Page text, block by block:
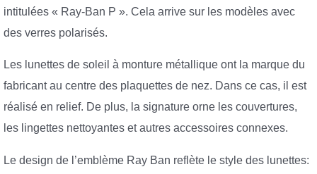
intitulées « Ray-Ban P ». Cela arrive sur les modèles avec
des verres polarisés.
Les lunettes de soleil à monture métallique ont la marque du
fabricant au centre des plaquettes de nez. Dans ce cas, il est
réalisé en relief. De plus, la signature orne les couvertures,
les lingettes nettoyantes et autres accessoires connexes.
Le design de l’emblème Ray Ban reflète le style des lunettes: